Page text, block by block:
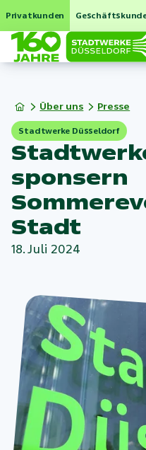
Privatkunden
Über uns Presse
Stadtwerke Düsseldorf
sponsern
Stadt
18. Juli 2024